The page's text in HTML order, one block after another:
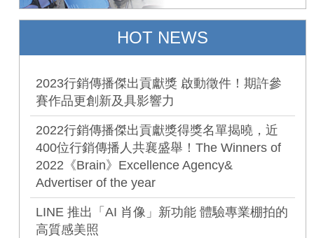
HOT NEWS
2023行銷傳播傑出貢獻獎 啟動徵件！期許參
賽作品更創新及具影響力
2022行銷傳播傑出貢獻獎得獎名單揭曉，近
400位行銷傳播人共襄盛舉！The Winners of
2022《Brain》Excellence Agency&
Advertiser of the year
LINE 推出「AI 肖像」新功能 體驗專業棚拍的
高質感美照